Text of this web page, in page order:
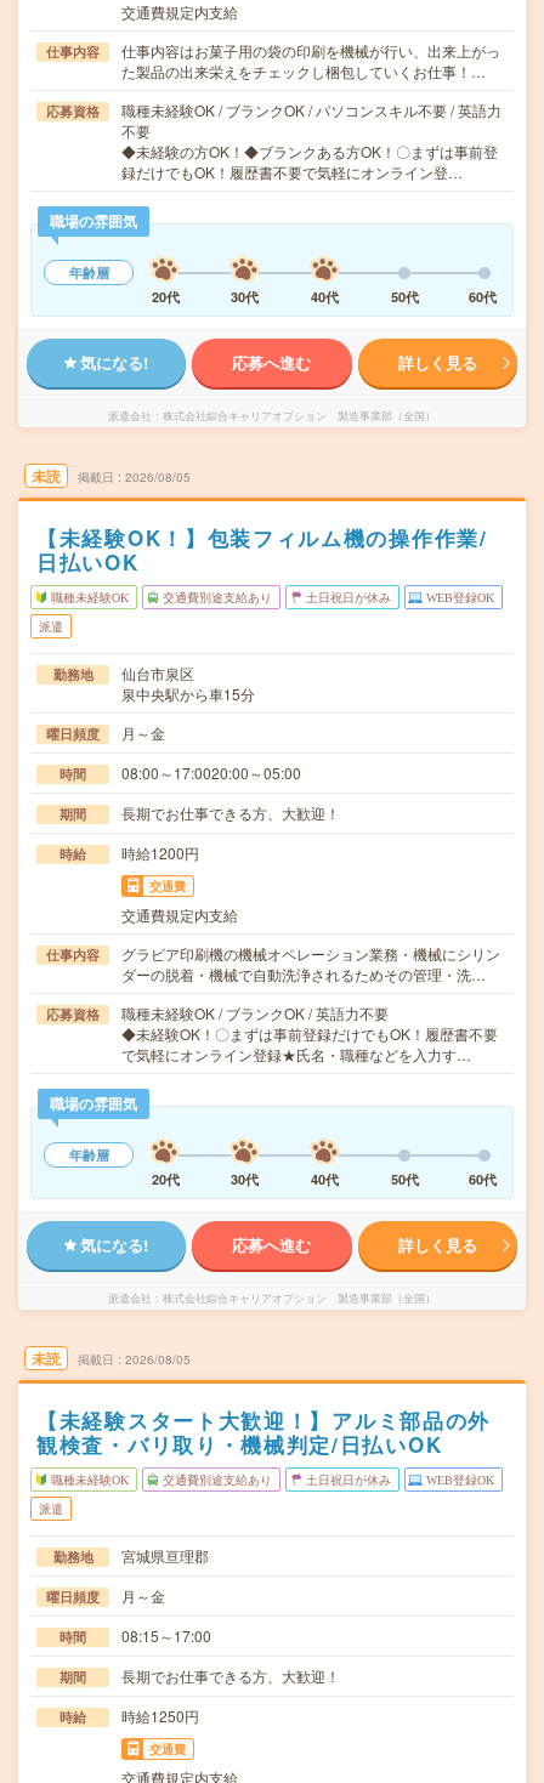
交通費規定内支給
仕事内容
仕事内容はお菓子用の袋の印刷を機械が行い、出来上がっ
た製品の出来栄えをチェックし梱包していくお仕事！…
応募資格
職種未経験OK / ブランクOK / パソコンスキル不要 / 英語力
不要
◆未経験の方OK！◆ブランクある方OK！〇まずは事前登
録だけでもOK！履歴書不要で気軽にオンライン登…
職場の雰囲気
年齢層
20代
30代 40代 50代 60代
気になる! 応募へ進む 詳しく見る
派遣会社 株式会社綜合キャリアオプション 製造事業部（全国）
未読 掲載日 2026/08/05
【未経験OK！】包装フィルム機の操作作業/
日払いOK
職種未経験OK 交通費別途支給あり 土日祝日が休み WEB登録OK
派遣
勤務地
仙台市泉区
泉中央駅から車15分
曜日頻度 月～金
時間 08:00～17:0020:00～05:00
期間 長期でお仕事できる方、大歓迎！
時給 時給1200円
交通費
交通費規定内支給
仕事内容
グラビア印刷機の機械オペレーション業務・機械にシリン
ダーの脱着・機械で自動洗浄されるためその管理・洗…
応募資格
職種未経験OK / ブランクOK / 英語力不要
◆未経験OK！〇まずは事前登録だけでもOK！履歴書不要
で気軽にオンライン登録★氏名・職種などを入力す…
職場の雰囲気
年齢層
20代
30代 40代 50代 60代
気になる! 応募へ進む 詳しく見る
派遣会社 株式会社綜合キャリアオプション 製造事業部（全国）
未読 掲載日 2026/08/05
【未経験スタート大歓迎！】アルミ部品の外
観検査・バリ取り・機械判定/日払いOK
職種未経験OK 交通費別途支給あり 土日祝日が休み WEB登録OK
派遣
勤務地 宮城県亘理郡
曜日頻度 月～金
時間 08:15～17:00
期間 長期でお仕事できる方、大歓迎！
時給 時給1250円
交通費
交通費規定内支給